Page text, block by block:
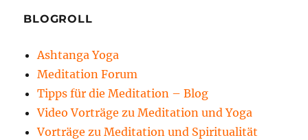
BLOGROLL
Ashtanga Yoga
Meditation Forum
Tipps für die Meditation – Blog
Video Vorträge zu Meditation und Yoga
Vorträge zu Meditation und Spiritualität